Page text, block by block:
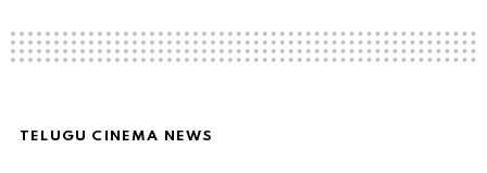
TELUGU CINEMA NEWS